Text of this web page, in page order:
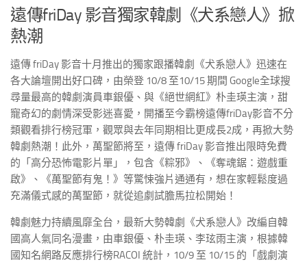
遠傳friDay 影音獨家韓劇《犬系戀人》掀
熱潮
遠傳 friDay 影音十月推出的獨家跟播韓劇《犬系戀人》迅速在
各大論壇開出好口碑，由榮登 10/8 至10/15 期間 Google全球搜
尋量最高的韓劇演員車銀優、與《絕世網紅》朴圭瑛主演，甜
寵奇幻的劇情深受影迷喜愛，開播至今霸榜遠傳friDay影音不分
類觀看排行榜冠軍，觀眾與去年同期相比更成長2成，再掀大勢
韓劇熱潮！此外，萬聖節將至，遠傳 friDay 影音推出限時免費
的「高分恐怖電影片單」，包含《粽邪》、《奪魂鋸：遊戲重
啟》、《萬聖節有鬼！》等驚悚強片通通有，想在家輕鬆度過
充滿儀式感的萬聖節，就從追劇試膽馬拉松開始！
韓劇魅力持續風靡全台，最新大勢韓劇《犬系戀人》改編自韓
國高人氣同名漫畫，由車銀優、朴圭瑛、李玹雨主演，根據韓
國知名網路反應排行榜RACOI 統計，10/9 至 10/15 的「戲劇演